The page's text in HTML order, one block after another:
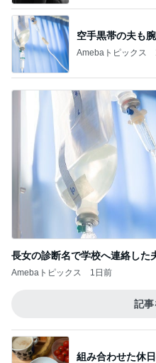
空手黒帯の夫も
Amebaトピックス
長女の診断名で学校へ連絡した
Amebaトピックス 1日前
記事
組み合わせた休